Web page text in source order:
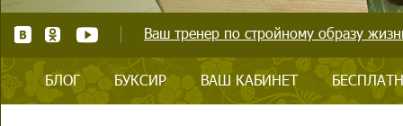
Ваш тренер по стройному образу
БЛОГ БУКСИР ВАШ КАБИНЕТ